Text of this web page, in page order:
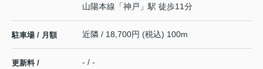
山陽本線 「神戸 」駅 徒歩11分
駐車場 / 月額 近隣 / 18,700円 (税込) 100m
更新料 /
- / -